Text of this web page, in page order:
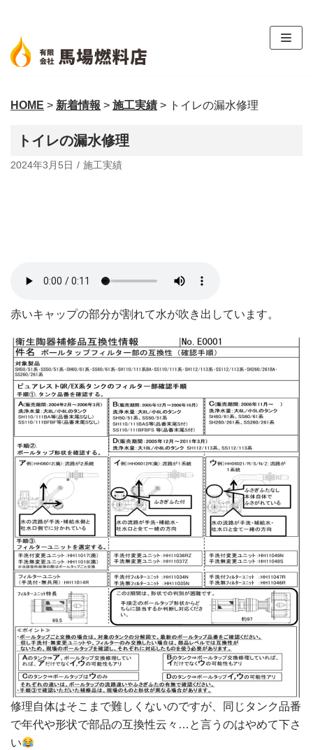
ン
テ
ン
へ
キ
ッ
HOME > 新着情報 > 施工実績 > トイレの漏水修理
トイレの漏水修理
2024年3月5日 施工実績
赤いキャップの部分が割れて水が吹き出しています。
修理自体はそこまで難しくないのですが、同じタンク品番
で年代や形状で部品の互換性云々…と言うのはやめて下さ
い